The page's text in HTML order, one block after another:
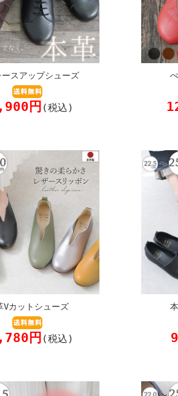
スアップシューズ
円 (税込)
Vカットシューズ
円 (税込)